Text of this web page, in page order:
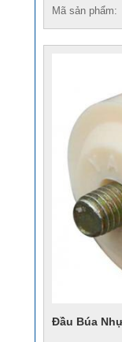
Mã sản phẩm:
Đầu Búa